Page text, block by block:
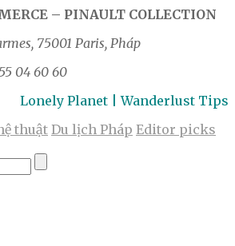
– PINAULT COLLECTION
75001 Paris, Pháp
04 60 60
Lonely Planet | Wanderlust Tips
thuật Du lịch Pháp Editor picks